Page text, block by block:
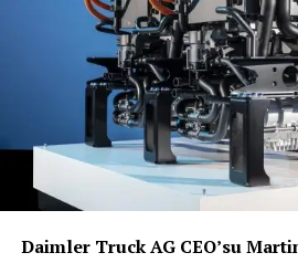
Daimler Truck AG CEO’su